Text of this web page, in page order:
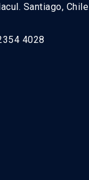
Santiago, Chile
4028